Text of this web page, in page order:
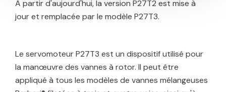
À partir d'aujourd'hui, la version P27T2 est mise à
jour et remplacée par le modèle P27T3.
Le servomoteur P27T3 est un dispositif utilisé pour
la manœuvre des vannes à rotor. Il peut être
appliqué à tous les modèles de vannes mélangeuses